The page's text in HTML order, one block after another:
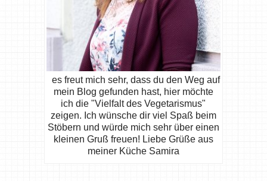
es freut mich sehr, dass du den Weg auf
mein Blog gefunden hast, hier möchte
ich die "Vielfalt des Vegetarismus"
zeigen. Ich wünsche dir viel Spaß beim
Stöbern und würde mich sehr über einen
kleinen Gruß freuen! Liebe Grüße aus
meiner Küche Samira